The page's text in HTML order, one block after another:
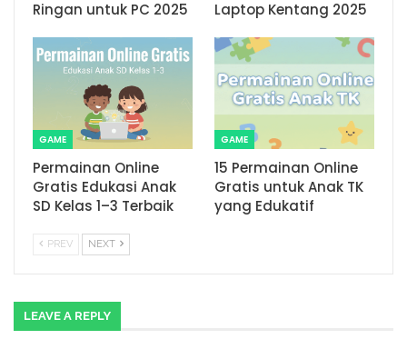
Ringan untuk PC 2025
Laptop Kentang 2025
GAME
Permainan Online
Gratis Edukasi Anak
SD Kelas 1–3 Terbaik
GAME
15 Permainan Online
Gratis untuk Anak TK
yang Edukatif
PREV NEXT
LEAVE A REPLY